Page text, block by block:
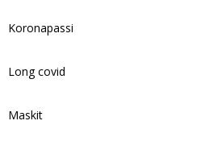
Koronapassi
Long covid
Maskit